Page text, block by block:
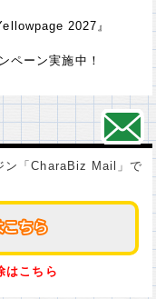
2027』
ペーン実施中！
ン「CharaBiz Mail」で
こちら
こちら
はこちら